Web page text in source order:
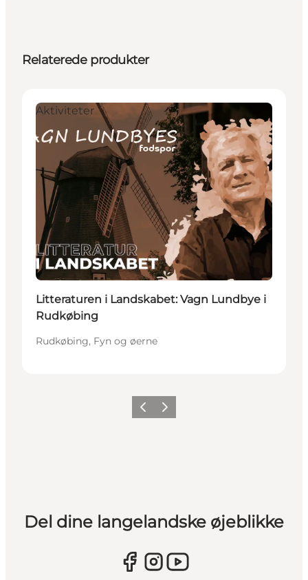
Relaterede produkter
Aktiviteter
Litteraturen i Landskabet: Vagn Lundbye i
Rudkøbing
Rudkøbing, Fyn og øerne
ForrigeNæste
Del dine langelandske øjeblikke